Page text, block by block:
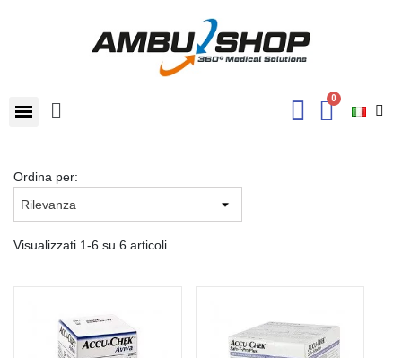
Ordina per:
Visualizzati 1-6 su 6 articoli